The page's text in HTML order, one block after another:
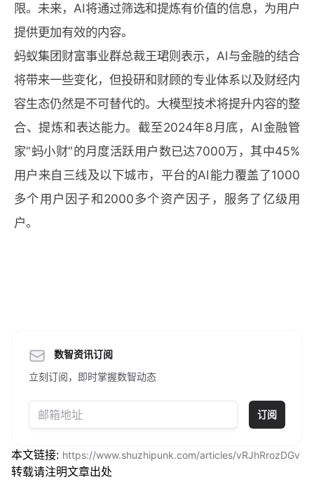
限。未来，AI将通过筛选和提炼有价值的信息，为用户
提供更加有效的内容。
蚂蚁集团财富事业群总裁王珺则表示，AI与金融的结合
将带来一些变化，但投研和财顾的专业体系以及财经内
容生态仍然是不可替代的。大模型技术将提升内容的整
合、提炼和表达能力。截至2024年8月底，AI金融管
家“蚂小财”的月度活跃用户数已达7000万，其中45%
用户来自三线及以下城市，平台的AI能力覆盖了1000
多个用户因子和2000多个资产因子，服务了亿级用
户。
数智资讯订阅
立刻订阅，即时掌握数智动态
订阅
本文链接: https://www.shuzhipunk.com/articles/vRJhRrozDGv
转载请注明文章出处